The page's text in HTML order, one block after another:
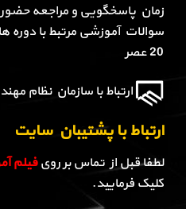
زمان پاسخگویی و مراجعه
20 عصر
ارتباط با سازمان نظام
ارتباط با پشتیبان سایت
لطفا قبل از تماس بر رویفیلم
کلیک فرمایید.